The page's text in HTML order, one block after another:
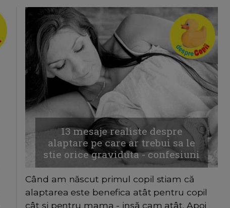
13 mesaje realiste despre
alaptare pe care ar trebui sa le
stie orice graviduta - confesiuni
Când am născut primul copil stiam că
alaptarea este benefica atât pentru copil
cât si pentru mama - insă cam atât. Apoi